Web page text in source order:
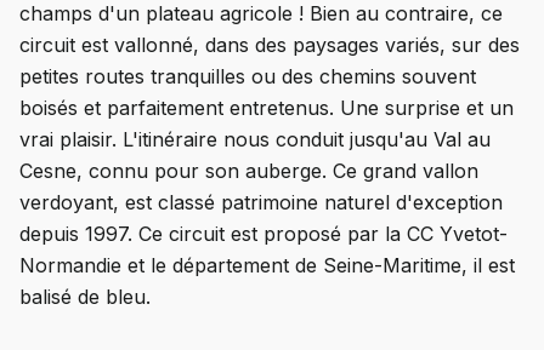
champs d'un plateau agricole ! Bien au contraire, ce
circuit est vallonné, dans des paysages variés, sur des
petites routes tranquilles ou des chemins souvent
boisés et parfaitement entretenus. Une surprise et un
vrai plaisir. L'itinéraire nous conduit jusqu'au Val au
Cesne, connu pour son auberge. Ce grand vallon
verdoyant, est classé patrimoine naturel d'exception
depuis 1997. Ce circuit est proposé par la CC Yvetot-
Normandie et le département de Seine-Maritime, il est
balisé de bleu.